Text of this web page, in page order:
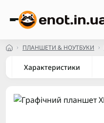
ПЛАНШЕТИ & НОУТБУКИ
Характеристики